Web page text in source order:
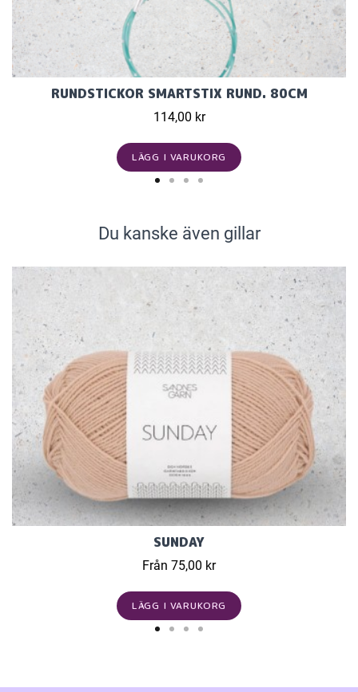
RUNDSTICKOR SMARTSTIX RUND. 80CM
114,00 kr
LÄGG I VARUKORG
Du kanske även gillar
SUNDAY
Från 75,00 kr
LÄGG I VARUKORG